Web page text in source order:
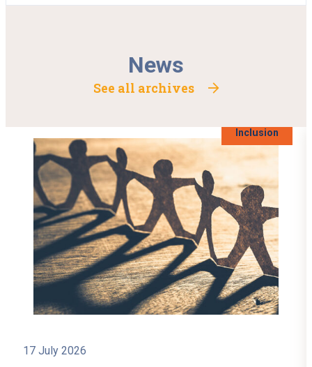
News
See all archives
Inclusion
17 July 2026